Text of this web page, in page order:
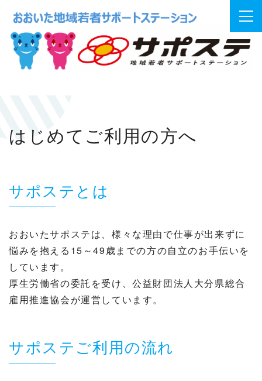
はじめてご利用の方へ
サポステとは
おおいたサポステは、様々な理由で仕事が出来ずに
悩みを抱える15～49歳までの方の自立のお手伝いを
しています。
厚生労働省の委託を受け、公益財団法人大分県総合
雇用推進協会が運営しています。
サポステご利用の流れ